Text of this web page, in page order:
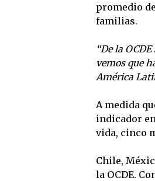
promedio
familias.
“De la
vemos que
América
A medida
indicador
vida, cinco
Chile,
la OCDE.